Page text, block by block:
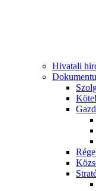
Hivatali